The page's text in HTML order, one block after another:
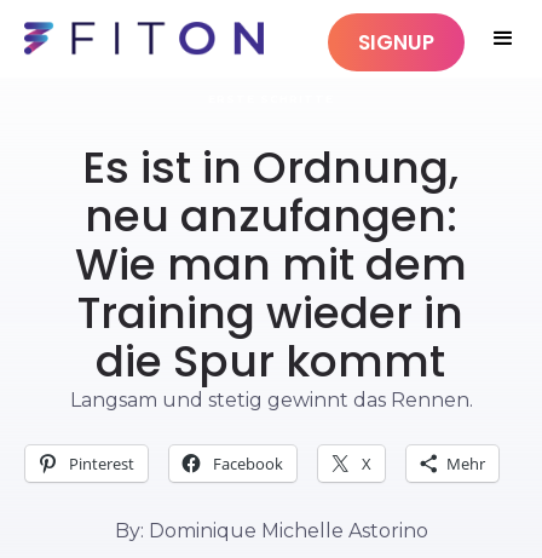
SIGNUP
Es ist in Ordnung,
neu anzufangen:
Wie man mit dem
Training wieder in
die Spur kommt
Langsam und stetig gewinnt das Rennen.
Pinterest Facebook X Mehr
By: Dominique Michelle Astorino